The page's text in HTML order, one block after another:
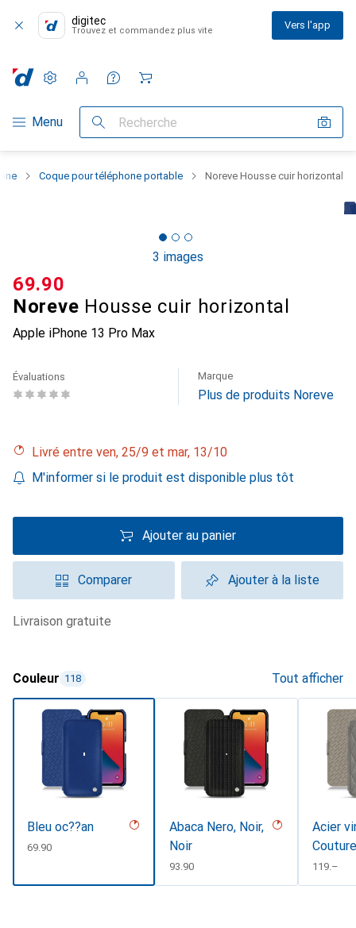
digitec
Trouvez et commandez plus vite Vers l'app
Navigation par catégorie
Menu Recherche
Paramètres
Compte client
Listes de comparaison
Listes d'envies
Panier
Coque pour téléphone portable Noreve Housse cuir horizontal
3 images
Noreve Housse cuir horizontal
Apple iPhone 13 Pro Max
CHF
69.90
Évaluations Marque
Plus de produits Noreve
Livré entre ven, 25/9 et mar, 13/10
M'informer si le produit est disponible plus tôt
Ajouter au panier
Comparer Ajouter à la liste
livraison gratuite
Couleur 118 Tout afficher
Bleu oc??an
CHF
69.90
Abaca Nero, Noir,
Noir
CHF
93.90
Acier
Couture
CHF
119.–